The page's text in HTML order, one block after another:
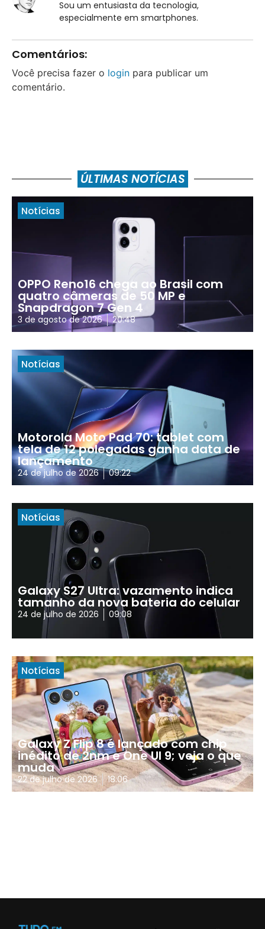
Sou um entusiasta da tecnologia,
especialmente em smartphones.
Comentários:
Você precisa fazer o login para publicar um
comentário.
ÚLTIMAS NOTÍCIAS
Notícias
OPPO Reno16 chega ao Brasil com
quatro câmeras de 50 MP e
Snapdragon 7 Gen 4
3 de agosto de 2026 20:48
Notícias
Motorola Moto Pad 70: tablet com
tela de 12 polegadas ganha data de
lançamento
24 de julho de 2026 09:22
Notícias
Galaxy S27 Ultra: vazamento indica
tamanho da nova bateria do celular
24 de julho de 2026 09:08
Notícias
Galaxy Z Flip 8 é lançado com chip
inédito de 2nm e One UI 9; veja o que
muda
22 de julho de 2026 18:06